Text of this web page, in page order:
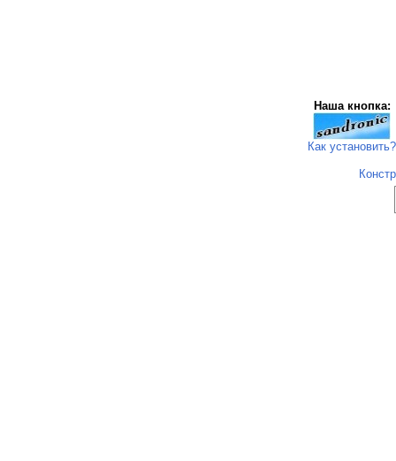
Наша кнопка:
Как установить?